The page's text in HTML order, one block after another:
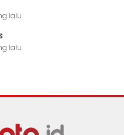
lalu
lalu